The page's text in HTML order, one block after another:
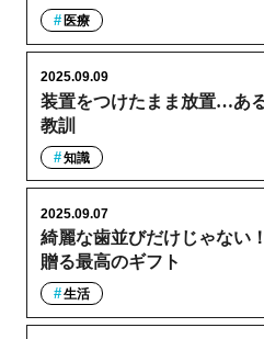
医療
装置をつけたまま放置…あ
教訓
2025.09.09
知識
綺麗な歯並びだけじゃない
贈る最高のギフト
2025.09.07
生活